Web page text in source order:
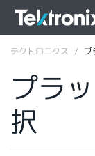
テクトロニクス プ
プラ
択